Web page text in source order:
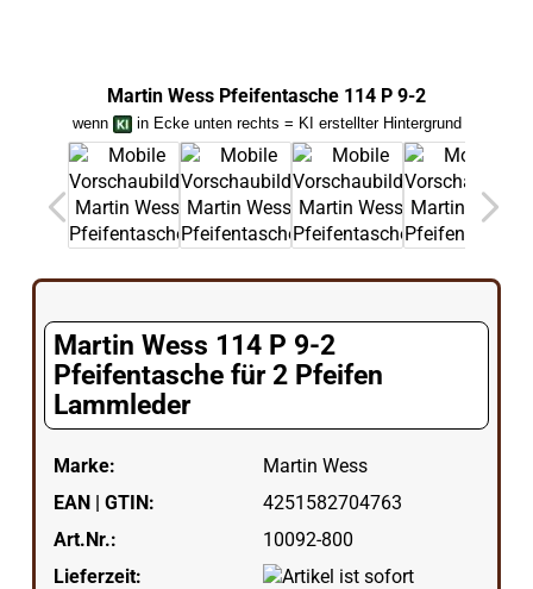
Martin Wess Pfeifentasche 114 P 9-2
wenn in Ecke unten rechts = KI erstellter Hintergrund
Martin Wess 114 P 9-2
Pfeifentasche für 2 Pfeifen
Lammleder
Marke:
Martin Wess
EAN | GTIN:
4251582704763
Art.Nr.:
10092-800
Lieferzeit: